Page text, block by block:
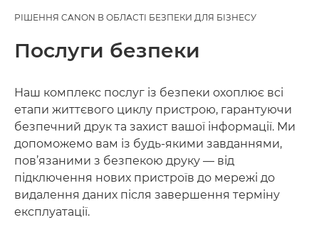
РІШЕННЯ CANON В ОБЛАСТІ БЕЗПЕКИ ДЛЯ БІЗНЕСУ
Послуги безпеки
Наш комплекс послуг із безпеки охоплює всі
етапи життєвого циклу пристрою, гарантуючи
безпечний друк та захист вашої інформації. Ми
допоможемо вам із будь-якими завданнями,
пов’язаними з безпекою друку — від
підключення нових пристроїв до мережі до
видалення даних після завершення терміну
експлуатації.